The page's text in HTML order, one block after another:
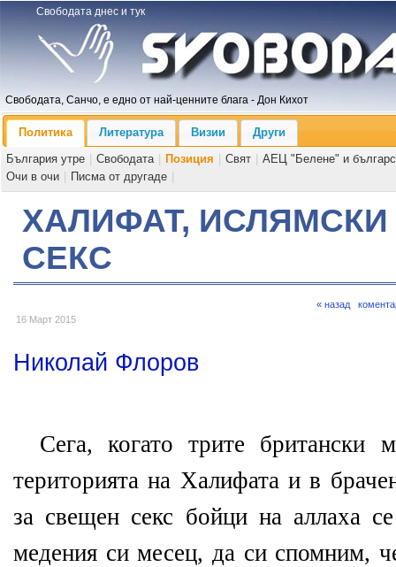
Свободата днес и тук
Свободата, Санчо, е едно от най-ценните блага - Дон Кихот
Политика Литература Визии
Други
България утре
Свободата Позиция Свят
АЕЦ "Белене" и
Очи в очи
Писма от другаде
ХАЛИФАТ,
СЕКС
16 Март 2015
« назад
Николай Флоров
Сега, когато трите британски
територията на Халифата и в
за свещен секс бойци на аллаха
медения си месец, да си спомним,